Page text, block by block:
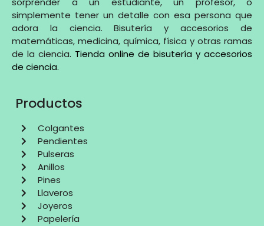
simplemente tener un detalle con esa persona que
adora la ciencia. Bisutería y accesorios de
matemáticas, medicina, química, física y otras ramas
de la ciencia. Tienda online de bisutería y accesorios
de ciencia.
Productos
Colgantes
Pendientes
Pulseras
Anillos
Pines
Llaveros
Joyeros
Papelería